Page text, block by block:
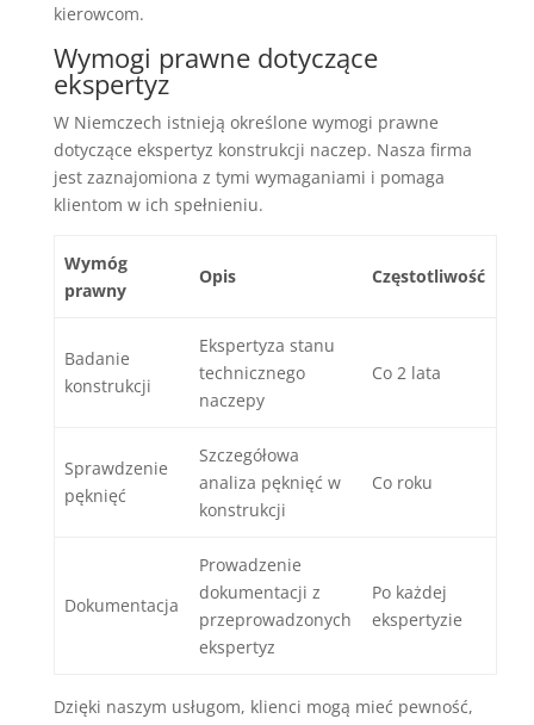
kierowcom.
Wymogi prawne dotyczące
ekspertyz
W Niemczech istnieją określone wymogi prawne
dotyczące ekspertyz konstrukcji naczep. Nasza firma
jest zaznajomiona z tymi wymaganiami i pomaga
klientom w ich spełnieniu.
Wymóg
prawny
Opis Częstotliwość
Badanie
konstrukcji
Ekspertyza stanu
technicznego
naczepy
Co 2 lata
Sprawdzenie
pęknięć
Szczegółowa
analiza pęknięć w
konstrukcji
Co roku
Dokumentacja
Prowadzenie
dokumentacji z
przeprowadzonych
ekspertyz
Po każdej
ekspertyzie
Dzięki naszym usługom, klienci mogą mieć pewność,